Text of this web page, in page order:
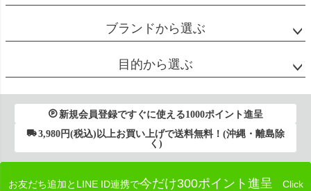
ブランドから選ぶ
目的から選ぶ
新規会員登録ですぐに使える1000ポイント進呈
3,980円(税込)以上お買い上げで送料無料！(沖縄・離島除
く)
お友だち追加とLINE ID連携で今だけ300ポイント進呈 Click